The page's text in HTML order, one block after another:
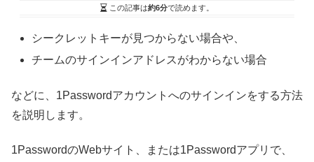
この記事は約6分で読めます。
シークレットキーが見つからない場合や、
チームのサインインアドレスがわからない場合
などに、1Passwordアカウントへのサインインをする方法
を説明します。
1PasswordのWebサイト、または1Passwordアプリで、